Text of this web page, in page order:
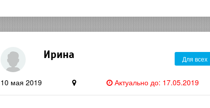
Ирина Для всех
10 мая 2019 Актуально до: 17.05.2019